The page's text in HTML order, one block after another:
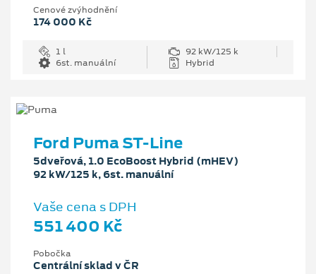
Cenové zvýhodnění
174 000 Kč
1 l
92 kW/125 k
6st. manuální
Hybrid
Ford Puma ST-Line
5dveřová, 1.0 EcoBoost Hybrid (mHEV)
92 kW/125 k, 6st. manuální
Vaše cena s DPH
551 400 Kč
Pobočka
Centrální sklad v ČR